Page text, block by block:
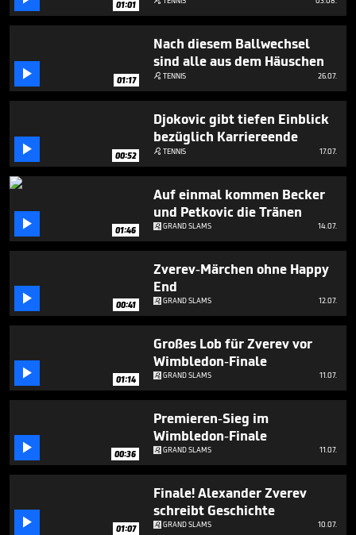
minute,
01:01
 01:17
Nach diesem Ballwechsel
sind alle aus dem Häuschen
 TENNIS 26.07.
 00:52
Djokovic gibt tiefen Einblick
bezüglich Karriereende
 TENNIS 17.07.
 01:46
Auf einmal kommen Becker
und Petkovic die Tränen
GRAND SLAMS 14.07.
 00:41
Zverev-Märchen ohne Happy
End
GRAND SLAMS 12.07.
 01:14
Großes Lob für Zverev vor
Wimbledon-Finale
GRAND SLAMS 11.07.
 00:36
Premieren-Sieg im
Wimbledon-Finale
GRAND SLAMS 11.07.
 01:07
Finale! Alexander Zverev
schreibt Geschichte
GRAND SLAMS 10.07.